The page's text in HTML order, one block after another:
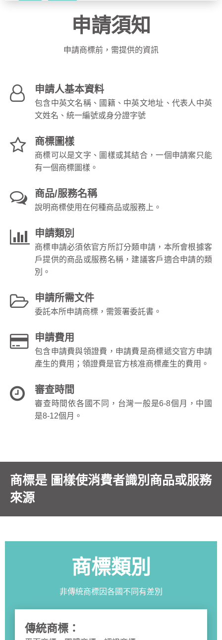
申請須知
申請商標前，需提供的資訊
申請人基本資料
包含中英文名稱、國籍、中英文地址、代表人中英
文姓名、統一編號或身分證字號
商標圖樣
商標可以是文字、圖樣或其結合，一個申請案只能
有一個商標圖樣。
商品/服務名稱
說明商標使用在何種商品或服務上。
申請類別
商標申請必須依官方所訂分類申請，本所會根據客
戶提供的商品或服務名稱，建議客戶適合申請的類
別。
申請所需文件
委託本所申請商標，需簽署委託書。
申請費用
包含申請費與領證費，申請費是商標遞交官方申請
產生的費用；領證費是官方核准商標產生的費用。
審查時間
審查時間依各國不同，台灣一般是6-8個月，中國
是8-12個月。
商標是 圖樣使消費者識別商品或服務
來源
商標類別
非傳統商標因各國不同有差別
傳統商標：